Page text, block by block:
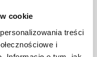
cookie
treści
i
w tym zakresie
o aktach
wykonawczy
Akty prawne zostały